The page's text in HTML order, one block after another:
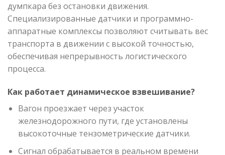
думпкара без остановки движения.
Специализированные датчики и программно-
аппаратные комплексы позволяют считывать вес
транспорта в движении с высокой точностью,
обеспечивая непрерывность логистического
процесса.
Как работает динамическое взвешивание?
Вагон проезжает через участок
железнодорожного пути, где установлены
высокоточные тензометрические датчики.
Сигнал обрабатывается в реальном времени